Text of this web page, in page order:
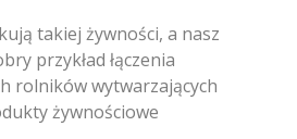
takiej żywności, a nasz
przykład łączenia
rolników wytwarzających
żywnościowe